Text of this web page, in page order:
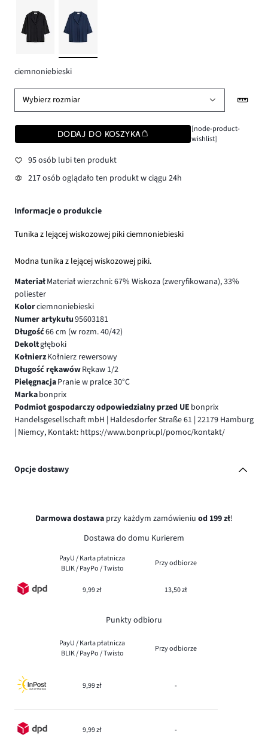
ciemnoniebieski
Wybierz rozmiar
DODAJ DO KOSZYKA
[node-product-
wishlist]
95 osób lubi ten produkt
217 osób oglądało ten produkt w ciągu 24h
Informacje o produkcie
Tunika z lejącej wiskozowej piki ciemnoniebieski
Modna tunika z lejącej wiskozowej piki.
MateriałMateriał wierzchni: 67% Wiskoza (zweryfikowana), 33%
poliester
Kolorciemnoniebieski
Numer artykułu95603181
Długość66 cm (w rozm. 40/42)
Dekoltgłęboki
KołnierzKołnierz rewersowy
Długość rękawówRękaw 1/2
PielęgnacjaPranie w pralce 30°C
Markabonprix
Podmiot gospodarczy odpowiedzialny przed UE bonprix
Handelsgesellschaft mbH | Haldesdorfer Straße 61 | 22179 Hamburg
| Niemcy, Kontakt: https://www.bonprix.pl/pomoc/kontakt/
Opcje dostawy
Darmowa dostawa przy każdym zamówieniu od 199 zł!
Dostawa do domu Kurierem
PayU / Karta płatnicza
BLIK / PayPo / Twisto
Przy odbiorze
9,99 zł 13,50 zł
Punkty odbioru
PayU / Karta płatnicza
BLIK / PayPo / Twisto
Przy odbiorze
9,99 zł -
9,99 zł -